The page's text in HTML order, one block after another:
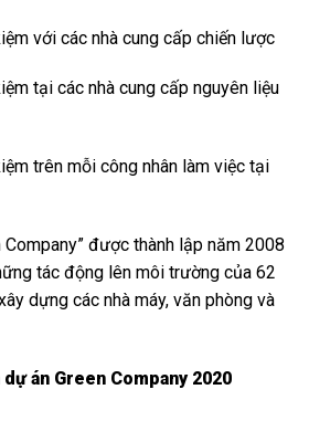
với các nhà cung cấp chiến lược
tại các nhà cung cấp nguyên liệu
trên mỗi công nhân làm việc tại
được thành lập năm 2008
tác động lên môi trường của 62
dựng các nhà máy, văn phòng và
án Green Company 2020